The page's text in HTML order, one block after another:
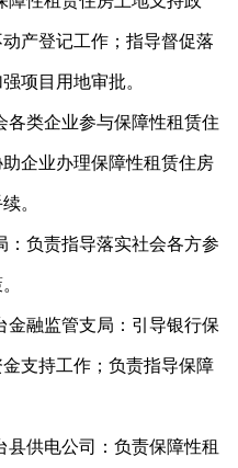
产登记工作；指导督促落
项目用地审批。
各类企业参与保障性租赁住
企业办理保障性租赁住房
。
：负责指导落实社会各方参
金融监管支局：引导银行保
支持工作；负责指导保障
县供电公司：负责保障性租